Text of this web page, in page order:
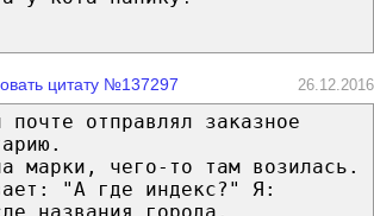
цитату №137297 26.12.2016
почте отправлял заказное
марки, чего-то там возилась.
"А где индекс?" Я:
названия города.